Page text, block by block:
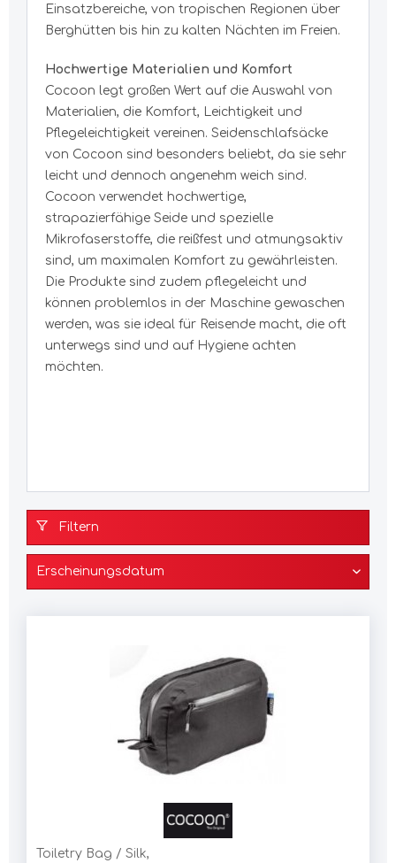
Einsatzbereiche, von tropischen Regionen über
Berghütten bis hin zu kalten Nächten im Freien.
Hochwertige Materialien und Komfort
Cocoon legt großen Wert auf die Auswahl von
Materialien, die Komfort, Leichtigkeit und
Pflegeleichtigkeit vereinen. Seidenschlafsäcke
von Cocoon sind besonders beliebt, da sie sehr
leicht und dennoch angenehm weich sind.
Cocoon verwendet hochwertige,
strapazierfähige Seide und spezielle
Mikrofaserstoffe, die reißfest und atmungsaktiv
sind, um maximalen Komfort zu gewährleisten.
Die Produkte sind zudem pflegeleicht und
können problemlos in der Maschine gewaschen
werden, was sie ideal für Reisende macht, die oft
unterwegs sind und auf Hygiene achten
möchten.
Filtern
Toiletry Bag / Silk,